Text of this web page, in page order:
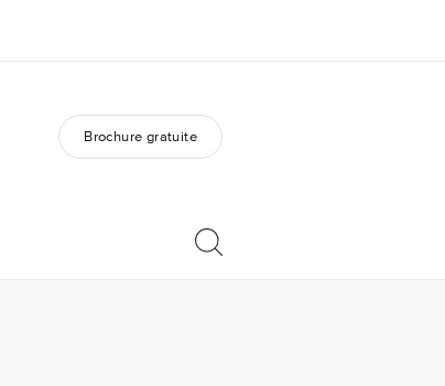
EF recrute
Brochure gratuite